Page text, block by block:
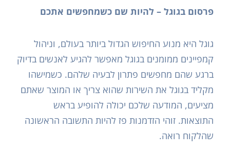
פרסום בגוגל – להיות שם כשמחפשים אתכם
גוגל היא מנוע החיפוש הגדול ביותר בעולם, וניהול
קמפיינים ממומנים בגוגל מאפשר להגיע לאנשים בדיוק
ברגע שהם מחפשים פתרון לבעיה שלהם. כשמישהו
מקליד בגוגל את השירות שהוא צריך או המוצר שאתם
מציעים, המודעה שלכם יכולה להופיע בראש
התוצאות. זוהי הזדמנות פז להיות התשובה הראשונה
שהלקוח רואה.